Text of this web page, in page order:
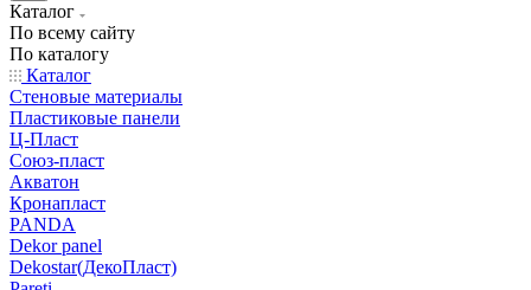
Каталог
По всему сайту
По каталогу
Каталог
Стеновые материалы
Пластиковые панели
Ц-Пласт
Союз-пласт
Акватон
Кронапласт
PANDA
Dekor panel
Dekostar(ДекоПласт)